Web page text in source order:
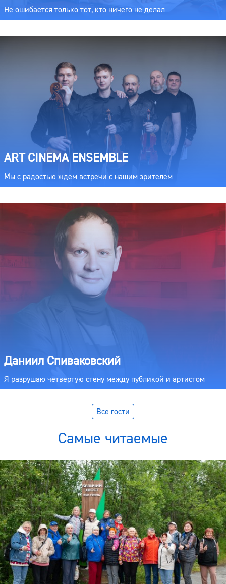
Не ошибается только тот, кто ничего не делал
ART CINEMA ENSEMBLE
Мы с радостью ждем встречи с нашим зрителем
Даниил Спиваковский
Я разрушаю четвертую стену между публикой и артистом
Все гости
Самые читаемые